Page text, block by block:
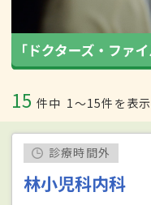
15 件中 1〜15件を表示
診療時間外
林小児科内科